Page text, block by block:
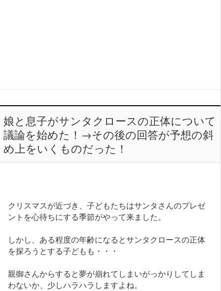
娘と息子がサンタクロースの正体について
議論を始めた！→その後の回答が予想の斜
め上をいくものだった！
クリスマスが近づき、子どもたちはサンタさんのプレゼ
ントを心待ちにする季節がやって来ました。
しかし、ある程度の年齢になるとサンタクロースの正体
を探ろうとする子どもも・・・
親御さんからすると夢が崩れてしまいがっかりしてしま
わないか、少しハラハラしますよね。